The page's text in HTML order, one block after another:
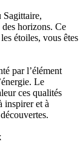
Sagittaire,
horizons. Ce
étoiles, vous êtes
par l’élément
Le
ces qualités
inspirer et à